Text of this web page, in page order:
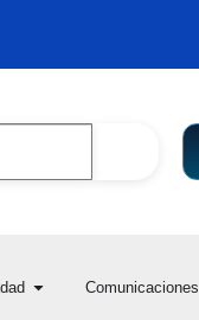
Open La entidad
Comunicaciones